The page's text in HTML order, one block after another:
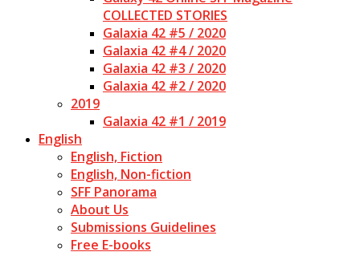
COLLECTED STORIES
Galaxia 42 #5 / 2020
Galaxia 42 #4 / 2020
Galaxia 42 #3 / 2020
Galaxia 42 #2 / 2020
2019
Galaxia 42 #1 / 2019
English
English, Fiction
English, Non-fiction
SFF Panorama
About Us
Submissions Guidelines
Free E-books